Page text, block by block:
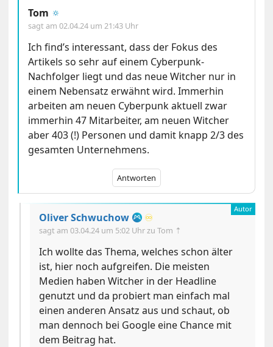
Tom 🔅
sagt am02.04.24 um 21:43 Uhr
Ich find’s interessant, dass der Fokus des
Artikels so sehr auf einem Cyberpunk-
Nachfolger liegt und das neue Witcher nur in
einem Nebensatz erwähnt wird. Immerhin
arbeiten am neuen Cyberpunk aktuell zwar
immerhin 47 Mitarbeiter, am neuen Witcher
aber 403 (!) Personen und damit knapp 2/3 des
gesamten Unternehmens.
Antworten
Oliver Schwuchow ♾️
sagt am03.04.24 um 5:02 Uhr zu Tom ⇡
Ich wollte das Thema, welches schon älter
ist, hier noch aufgreifen. Die meisten
Medien haben Witcher in der Headline
genutzt und da probiert man einfach mal
einen anderen Ansatz aus und schaut, ob
man dennoch bei Google eine Chance mit
dem Beitrag hat.